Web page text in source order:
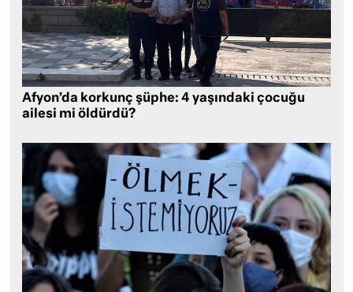
Afyon’da korkunç şüphe: 4 yaşındaki çocuğu
ailesi mi öldürdü?